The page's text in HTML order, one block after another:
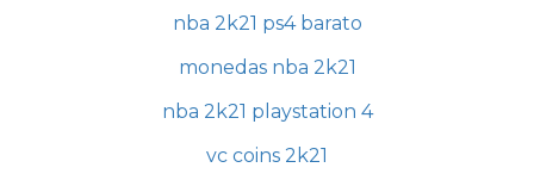
nba 2k21 ps4 barato
monedas nba 2k21
nba 2k21 playstation 4
vc coins 2k21